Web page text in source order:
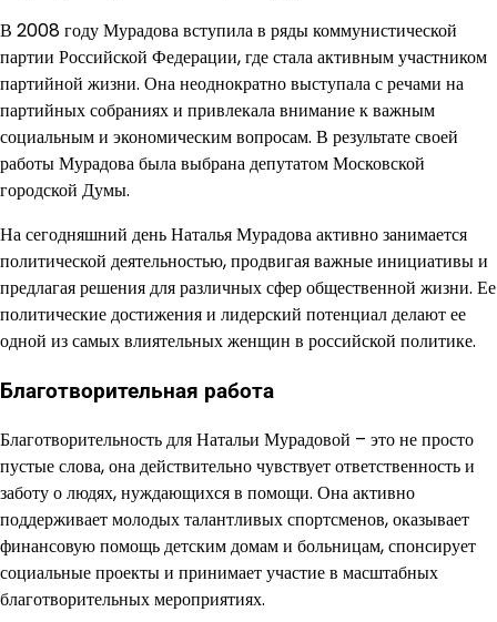
В 2008 году Мурадова вступила в ряды коммунистической
партии Российской Федерации, где стала активным участником
партийной жизни. Она неоднократно выступала с речами на
партийных собраниях и привлекала внимание к важным
социальным и экономическим вопросам. В результате своей
работы Мурадова была выбрана депутатом Московской
городской Думы.
На сегодняшний день Наталья Мурадова активно занимается
политической деятельностью, продвигая важные инициативы и
предлагая решения для различных сфер общественной жизни. Ее
политические достижения и лидерский потенциал делают ее
одной из самых влиятельных женщин в российской политике.
Благотворительная работа
Благотворительность для Натальи Мурадовой – это не просто
пустые слова, она действительно чувствует ответственность и
заботу о людях, нуждающихся в помощи. Она активно
поддерживает молодых талантливых спортсменов, оказывает
финансовую помощь детским домам и больницам, спонсирует
социальные проекты и принимает участие в масштабных
благотворительных мероприятиях.